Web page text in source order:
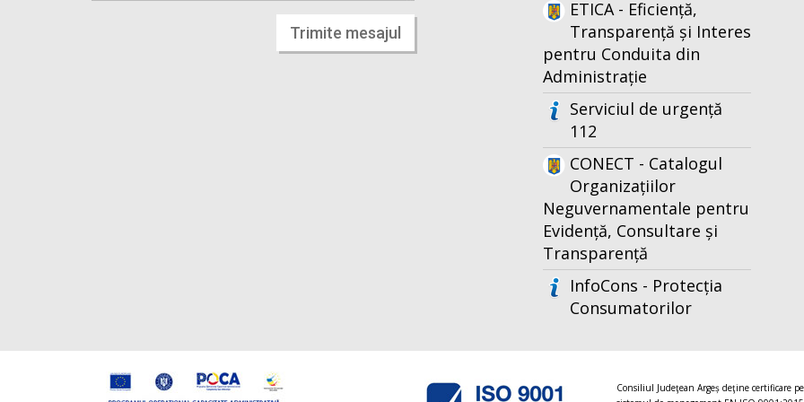
Trimite mesajul
ETICA - Eficiență,
Transparență și Interes
pentru Conduita din
Administrație
Serviciul de urgență
112
CONECT - Catalogul
Organizațiilor
Neguvernamentale pentru
Evidență, Consultare și
Transparență
InfoCons - Protecția
Consumatorilor
Consiliul Judeţean Argeș deţine certificare